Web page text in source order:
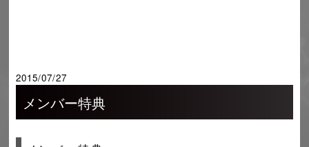
2015/07/27
メンバー特典